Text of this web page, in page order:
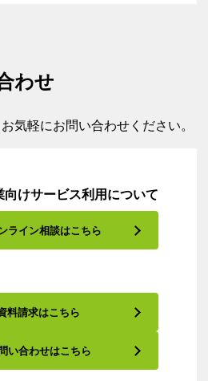
わせ
気軽にお問い合わせください。
向けサービス利用について
ライン相談はこちら
料請求はこちら
い合わせはこちら